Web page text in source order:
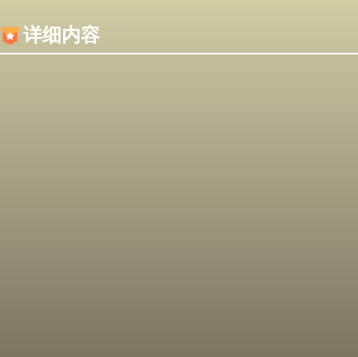
详细内容